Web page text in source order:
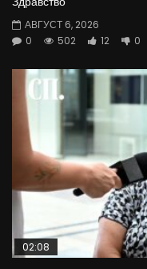
АВГУСТ 6, 2026
0
502 12 0
02:08